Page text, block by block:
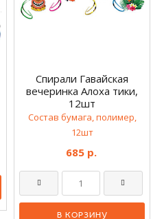
Спирали Гавайская
вечеринка Алоха тики,
12шт
Состав бумага, полимер,
12шт
685 р.